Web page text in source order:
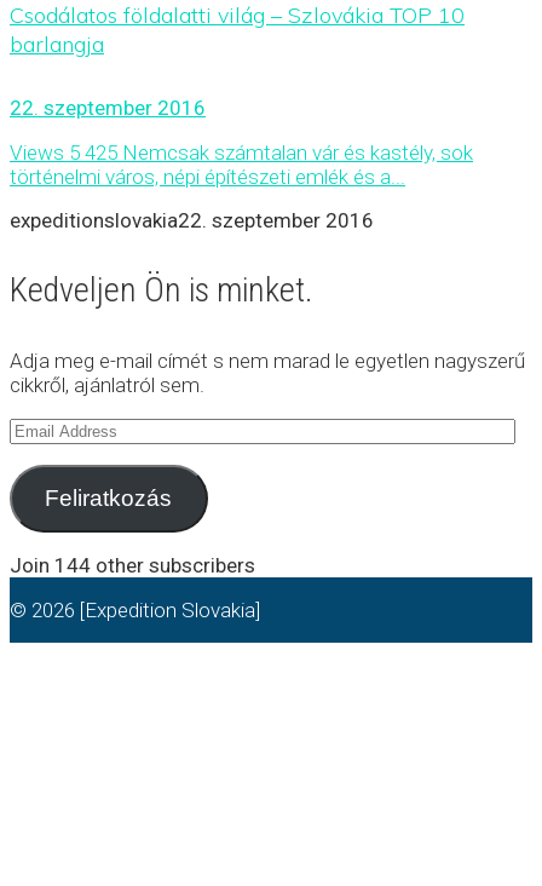
Csodálatos földalatti világ – Szlovákia TOP 10
barlangja
22. szeptember 2016
Views 5 425 Nemcsak számtalan vár és kastély, sok
történelmi város, népi építészeti emlék és a...
expeditionslovakia22. szeptember 2016
Kedveljen Ön is minket.
Adja meg e-mail címét s nem marad le egyetlen nagyszerű
cikkről, ajánlatról sem.
Email
Feliratkozás
Join 144 other subscribers
© 2026 [Expedition Slovakia]